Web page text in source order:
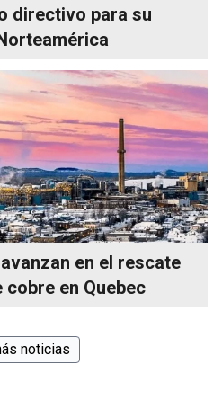
directivo para su
en el rescate
en Quebec
noticias